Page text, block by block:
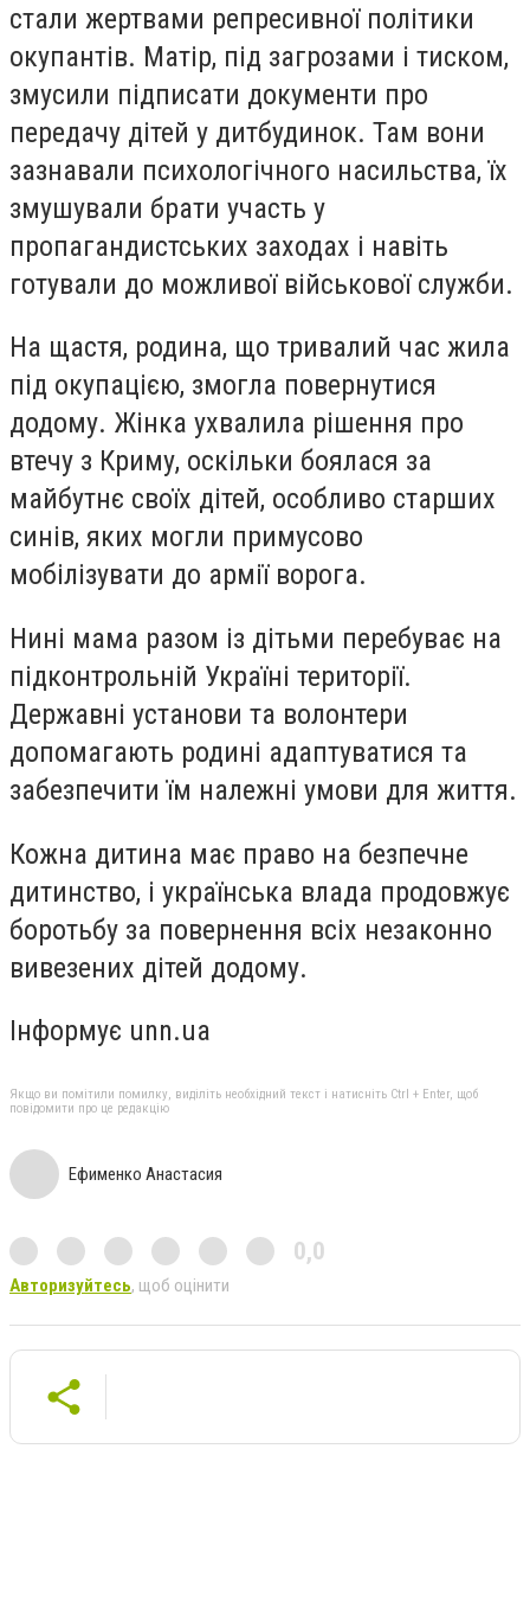
стали жертвами репресивної політики
окупантів. Матір, під загрозами і тиском,
змусили підписати документи про
передачу дітей у дитбудинок. Там вони
зазнавали психологічного насильства, їх
змушували брати участь у
пропагандистських заходах і навіть
готували до можливої військової служби.
На щастя, родина, що тривалий час жила
під окупацією, змогла повернутися
додому. Жінка ухвалила рішення про
втечу з Криму, оскільки боялася за
майбутнє своїх дітей, особливо старших
синів, яких могли примусово
мобілізувати до армії ворога.
Нині мама разом із дітьми перебуває на
підконтрольній Україні території.
Державні установи та волонтери
допомагають родині адаптуватися та
забезпечити їм належні умови для життя.
Кожна дитина має право на безпечне
дитинство, і українська влада продовжує
боротьбу за повернення всіх незаконно
вивезених дітей додому.
Інформує unn.ua
Якщо ви помітили помилку, виділіть необхідний текст і натисніть Ctrl + Enter, щоб
повідомити про це редакцію
Ефименко Анастасия
0,0
Авторизуйтесь, щоб оцінити